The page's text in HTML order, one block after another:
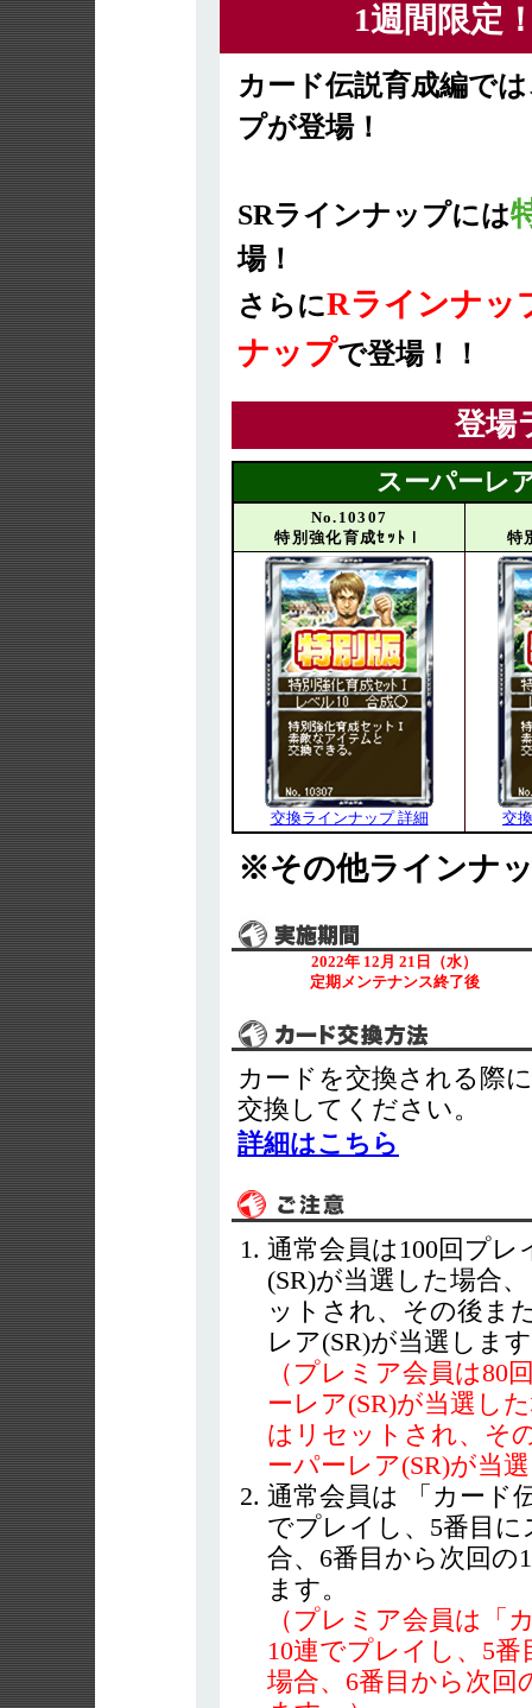
1週間限定
カード伝説育成編で
プが登場！
SRラインナップには
場！
さらにRラインナッ
ナップで登場！！
登場
スーパーレ
No.10307
特別強化育成ｾｯﾄⅠ
特
交換ラインナップ 詳細 交
※その他ラインナ
2022年 12月 21日（水）
定期メンテナンス終了後
カードを交換される際
交換してください。
詳細はこちら
通常会員は100回プ
(SR)が当選した場合
ットされ、その後ま
レア(SR)が当選しま
（プレミア会員は80
ーレア(SR)が当選し
はリセットされ、そ
ーパーレア(SR)が当
通常会員は 「カード
でプレイし、5番目
合、6番目から次回の
ます。
（プレミア会員は「
10連でプレイし、5
場合、6番目から次回